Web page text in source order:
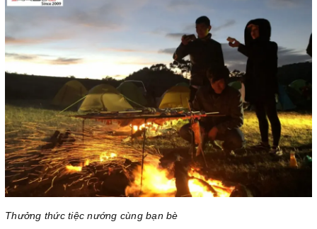
Thưởng thức tiệc nướng cùng bạn bè